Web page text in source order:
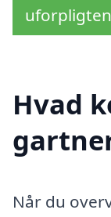
Hvad
Når du